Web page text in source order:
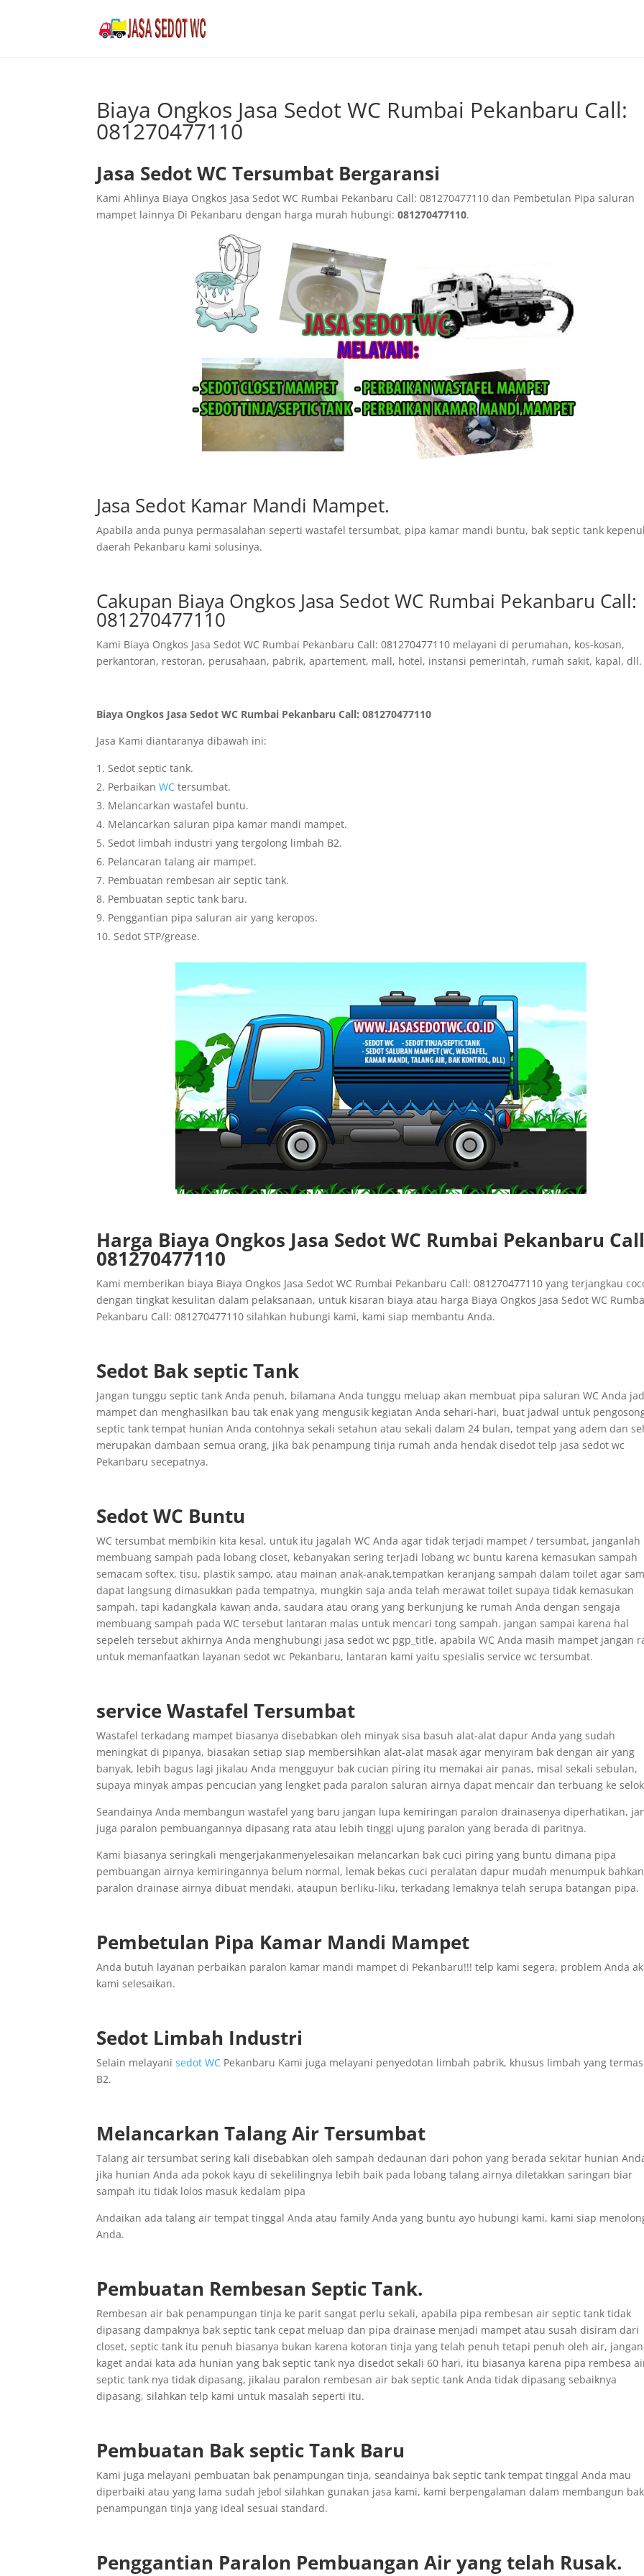
Biaya Ongkos Jasa Sedot WC Rumbai Pekanbaru Call:
081270477110
Jasa Sedot WC Tersumbat Bergaransi
Kami Ahlinya Biaya Ongkos Jasa Sedot WC Rumbai Pekanbaru Call: 081270477110 dan Pembetulan Pipa saluran
mampet lainnya Di Pekanbaru dengan harga murah hubungi:081270477110.
Jasa Sedot Kamar Mandi Mampet.
Apabila anda punya permasalahan seperti wastafel tersumbat, pipa kamar mandi buntu, bak septic tank
daerah Pekanbaru kami solusinya.
Cakupan Biaya Ongkos Jasa Sedot WC Rumbai Pekanbaru Call:
081270477110
Kami Biaya Ongkos Jasa Sedot WC Rumbai Pekanbaru Call: 081270477110 melayani di perumahan, kos-kosan,
perkantoran, restoran, perusahaan, pabrik, apartement, mall, hotel, instansi pemerintah, rumah sakit, kapal, dll.
Biaya Ongkos Jasa Sedot WC Rumbai Pekanbaru Call: 081270477110
Jasa Kami diantaranya dibawah ini:
Sedot septic tank.
PerbaikanWC tersumbat.
Melancarkan wastafel buntu.
Melancarkan saluran pipa kamar mandi mampet.
Sedot limbah industri yang tergolong limbah B2.
Pelancaran talang air mampet.
Pembuatan rembesan air septic tank.
Pembuatan septic tank baru.
Penggantian pipa saluran air yang keropos.
Sedot STP/grease.
Harga Biaya Ongkos Jasa Sedot WC Rumbai Pekanbaru
081270477110
Kami memberikan biaya Biaya Ongkos Jasa Sedot WC Rumbai Pekanbaru Call: 081270477110 yang terjangkau
dengan tingkat kesulitan dalam pelaksanaan, untuk kisaran biaya atau harga Biaya Ongkos Jasa Sedot WC
Pekanbaru Call: 081270477110 silahkan hubungi kami, kami siap membantu Anda.
Sedot Bak septic Tank
Jangan tunggu septic tank Anda penuh, bilamana Anda tunggu meluap akan membuat pipa saluran WC Anda
mampet dan menghasilkan bau tak enak yang mengusik kegiatan Anda sehari-hari, buat jadwal untuk
septic tank tempat hunian Anda contohnya sekali setahun atau sekali dalam 24 bulan, tempat yang adem dan
merupakan dambaan semua orang, jika bak penampung tinja rumah anda hendak disedot telp jasa sedot wc
Pekanbaru secepatnya.
Sedot WC Buntu
WC tersumbat membikin kita kesal, untuk itu jagalah WC Anda agar tidak terjadi mampet / tersumbat, janganlah
membuang sampah pada lobang closet, kebanyakan sering terjadi lobang wc buntu karena kemasukan sampah
semacam softex, tisu, plastik sampo, atau mainan anak-anak,tempatkan keranjang sampah dalam toilet agar
dapat langsung dimasukkan pada tempatnya, mungkin saja anda telah merawat toilet supaya tidak kemasukan
sampah, tapi kadangkala kawan anda, saudara atau orang yang berkunjung ke rumah Anda dengan sengaja
membuang sampah pada WC tersebut lantaran malas untuk mencari tong sampah. jangan sampai karena hal
sepeleh tersebut akhirnya Anda menghubungi jasa sedot wc pgp_title, apabila WC Anda masih mampet jangan
untuk memanfaatkan layanan sedot wc Pekanbaru, lantaran kami yaitu spesialis service wc tersumbat.
service Wastafel Tersumbat
Wastafel terkadang mampet biasanya disebabkan oleh minyak sisa basuh alat-alat dapur Anda yang sudah
meningkat di pipanya, biasakan setiap siap membersihkan alat-alat masak agar menyiram bak dengan air yang
banyak, lebih bagus lagi jikalau Anda mengguyur bak cucian piring itu memakai air panas, misal sekali sebulan,
supaya minyak ampas pencucian yang lengket pada paralon saluran airnya dapat mencair dan terbuang ke
Seandainya Anda membangun wastafel yang baru jangan lupa kemiringan paralon drainasenya diperhatikan,
juga paralon pembuangannya dipasang rata atau lebih tinggi ujung paralon yang berada di paritnya.
Kami biasanya seringkali mengerjakanmenyelesaikan melancarkan bak cuci piring yang buntu dimana pipa
pembuangan airnya kemiringannya belum normal, lemak bekas cuci peralatan dapur mudah menumpuk bahkan
paralon drainase airnya dibuat mendaki, ataupun berliku-liku, terkadang lemaknya telah serupa batangan pipa.
Pembetulan Pipa Kamar Mandi Mampet
Anda butuh layanan perbaikan paralon kamar mandi mampet di Pekanbaru!!! telp kami segera, problem Anda
kami selesaikan.
Sedot Limbah Industri
Selain melayanisedot WC Pekanbaru Kami juga melayani penyedotan limbah pabrik, khusus limbah yang
B2.
Melancarkan Talang Air Tersumbat
Talang air tersumbat sering kali disebabkan oleh sampah dedaunan dari pohon yang berada sekitar hunian
jika hunian Anda ada pokok kayu di sekelilingnya lebih baik pada lobang talang airnya diletakkan saringan biar
sampah itu tidak lolos masuk kedalam pipa
Andaikan ada talang air tempat tinggal Anda atau family Anda yang buntu ayo hubungi kami, kami siap
Anda.
Pembuatan Rembesan Septic Tank.
Rembesan air bak penampungan tinja ke parit sangat perlu sekali, apabila pipa rembesan air septic tank tidak
dipasang dampaknya bak septic tank cepat meluap dan pipa drainase menjadi mampet atau susah disiram dari
closet, septic tank itu penuh biasanya bukan karena kotoran tinja yang telah penuh tetapi penuh oleh air, jangan
kaget andai kata ada hunian yang bak septic tank nya disedot sekali 60 hari, itu biasanya karena pipa rembesa
septic tank nya tidak dipasang, jikalau paralon rembesan air bak septic tank Anda tidak dipasang sebaiknya
dipasang, silahkan telp kami untuk masalah seperti itu.
Pembuatan Bak septic Tank Baru
Kami juga melayani pembuatan bak penampungan tinja, seandainya bak septic tank tempat tinggal Anda mau
diperbaiki atau yang lama sudah jebol silahkan gunakan jasa kami, kami berpengalaman dalam membangun bak
penampungan tinja yang ideal sesuai standard.
Penggantian Paralon Pembuangan Air yangtelah Rusak.